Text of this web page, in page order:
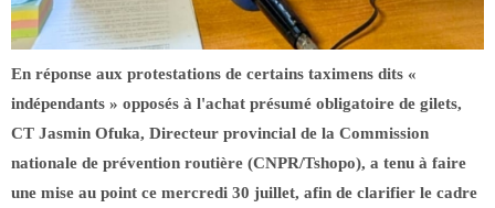
En réponse aux protestations de certains taximens dits «
indépendants » opposés à l'achat présumé obligatoire de gilets,
CT Jasmin Ofuka, Directeur provincial de la Commission
nationale de prévention routière (CNPR/Tshopo), a tenu à faire
une mise au point ce mercredi 30 juillet, afin de clarifier le cadre